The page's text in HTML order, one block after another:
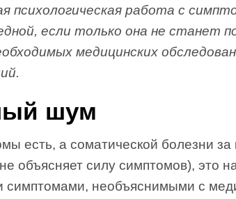
психологическая работа с
если только она не станет
медицинских
шум
есть, а соматической болезни
объясняет силу симптомов), это
симптомами, необъяснимыми с